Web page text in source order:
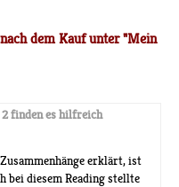
dem Kauf unter "Mein
2 finden es hilfreich
erklärt, ist
bei diesem Reading stellte